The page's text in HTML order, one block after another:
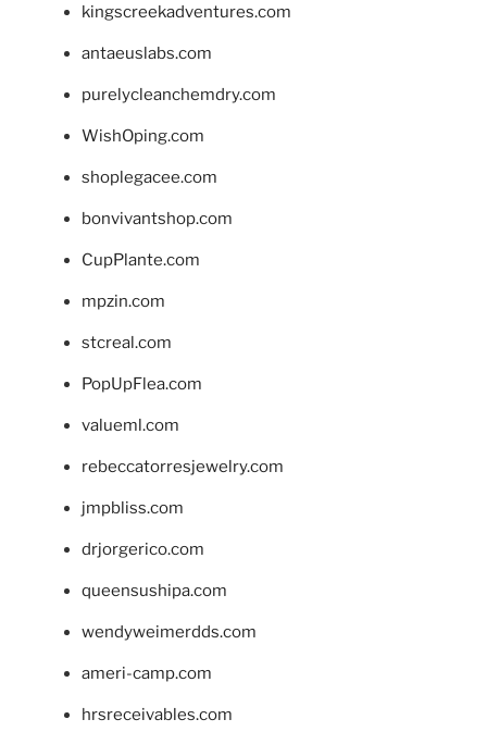
kingscreekadventures.com
antaeuslabs.com
purelycleanchemdry.com
WishOping.com
shoplegacee.com
bonvivantshop.com
CupPlante.com
mpzin.com
stcreal.com
PopUpFlea.com
valueml.com
rebeccatorresjewelry.com
jmpbliss.com
drjorgerico.com
queensushipa.com
wendyweimerdds.com
ameri-camp.com
hrsreceivables.com